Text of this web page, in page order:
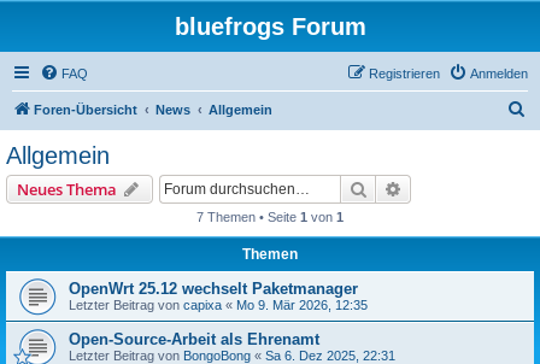
bluefrogs Forum
FAQ Anmelden
Registrieren
Foren-Übersicht News Allgemein
Allgemein
Neues Thema Suche
7 Themen • Seite 1 von 1
Themen
OpenWrt 25.12 wechselt Paketmanager
Letzter Beitrag von capixa « Mo 9. Mär 2026, 12:35
Open-Source-Arbeit als Ehrenamt
Letzter Beitrag von BongoBong « Sa 6. Dez 2025, 22:31